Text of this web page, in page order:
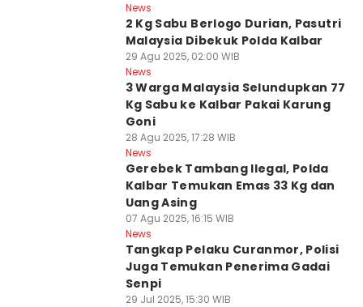
News
2 Kg Sabu Berlogo Durian, Pasutri
Malaysia Dibekuk Polda Kalbar
29 Agu 2025, 02:00 WIB
News
3 Warga Malaysia Selundupkan 77
Kg Sabu ke Kalbar Pakai Karung
Goni
28 Agu 2025, 17:28 WIB
News
Gerebek Tambang Ilegal, Polda
Kalbar Temukan Emas 33 Kg dan
Uang Asing
07 Agu 2025, 16:15 WIB
News
Tangkap Pelaku Curanmor, Polisi
Juga Temukan Penerima Gadai
Senpi
29 Jul 2025, 15:30 WIB